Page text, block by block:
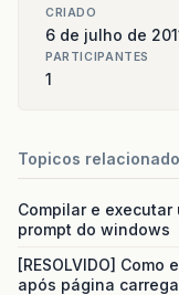
CRIADO
6 de julho de
PARTICIPANTES
1
Topicos
Compilar e
prompt do windows
[RESOLVIDO]
após página